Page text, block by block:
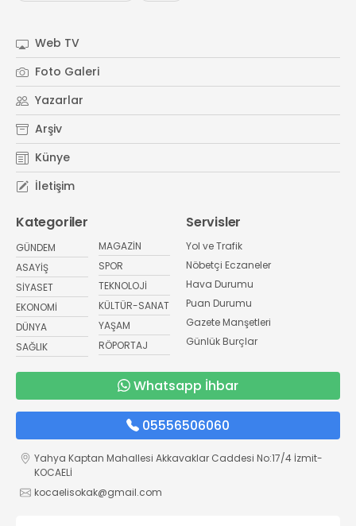
Web TV
Foto Galeri
Yazarlar
Arşiv
Künye
İletişim
Kategoriler
GÜNDEM
ASAYİŞ
SİYASET
EKONOMİ
DÜNYA
SAĞLIK
MAGAZİN
SPOR
TEKNOLOJİ
KÜLTÜR-SANAT
YAŞAM
RÖPORTAJ
Servisler
Yol ve Trafik
Nöbetçi Eczaneler
Hava Durumu
Puan Durumu
Gazete Manşetleri
Günlük Burçlar
Whatsapp İhbar
05556506060
Yahya Kaptan Mahallesi Akkavaklar Caddesi No:17/4 İzmit-
KOCAELİ
kocaelisokak@gmail.com